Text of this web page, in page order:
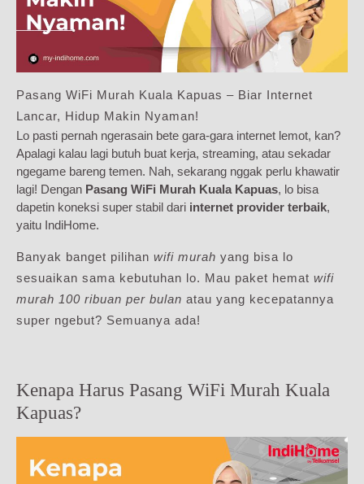
Pasang WiFi Murah Kuala Kapuas – Biar Internet
Lancar, Hidup Makin Nyaman!
Lo pasti pernah ngerasain bete gara-gara internet lemot, kan?
Apalagi kalau lagi butuh buat kerja, streaming, atau sekadar
ngegame bareng temen. Nah, sekarang nggak perlu khawatir
lagi! Dengan Pasang WiFi Murah Kuala Kapuas, lo bisa
dapetin koneksi super stabil dari internet provider terbaik,
yaitu IndiHome.
Banyak banget pilihan wifi murah yang bisa lo
sesuaikan sama kebutuhan lo. Mau paket hemat wifi
murah 100 ribuan per bulan atau yang kecepatannya
super ngebut? Semuanya ada!
Kenapa Harus Pasang WiFi Murah Kuala
Kapuas?